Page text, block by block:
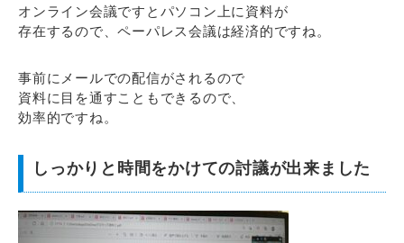
オンライン会議ですとパソコン上に資料が
存在するので、ペーパレス会議は経済的ですね。
事前にメールでの配信がされるので
資料に目を通すこともできるので、
効率的ですね。
しっかりと時間をかけての討議が出来ました